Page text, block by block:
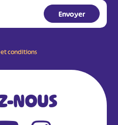
conditions
NOUS